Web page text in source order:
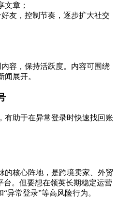
文章；
友，控制节奏，逐步扩大社交
容，保持活跃度。内容可围绕
展开。
有助于在异常登录时快速找回账
的核心阵地，是跨境卖家、外贸
台。但要想在领英长期稳定运营
异常登录”等高风险行为。